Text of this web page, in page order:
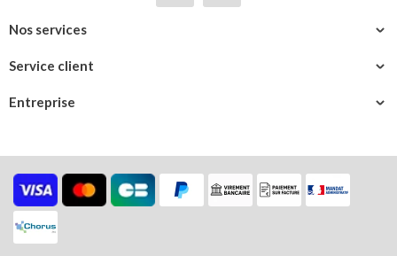
Entreprise
Service client
Nos services